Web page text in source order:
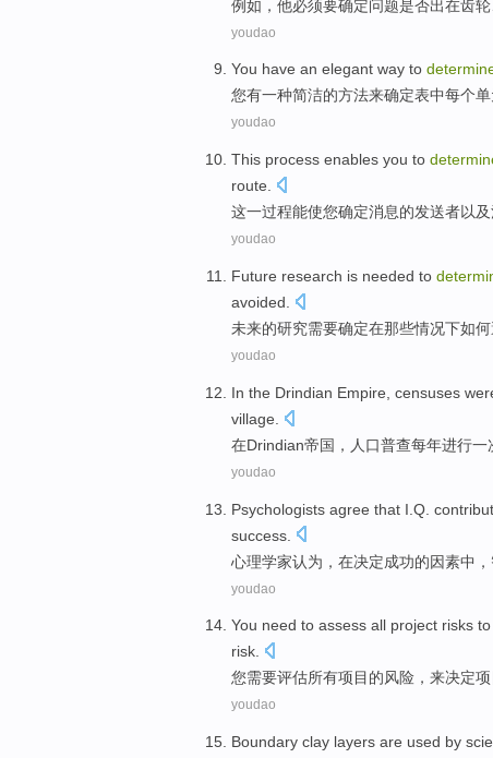
例如 ， 他必须要确定问题是否出在齿轮
youdao
You have an elegant way to
您有一种简洁的方法来确定表中每个
youdao
This process enables you to
route
这一过程能使您确定消息的发送者以及
youdao
Future research is needed to
avoided
未来的研究需要确定在那些情况下如何
youdao
In the Drindian Empire censuses
village
在Drindian帝国 ， 人口普查每年进行一
youdao
Psychologists agree that I.Q.
success
心理学家认为 ，在决定成功的因素中 ，
youdao
You need to assess all project risks to
risk.
您需要评估所有项目 的风险 ， 来决定项
youdao
Boundary clay layers are used by